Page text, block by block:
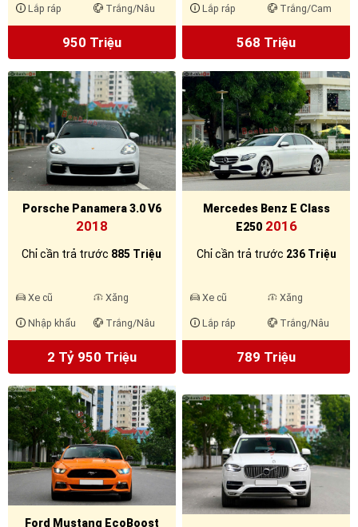
Lắp ráp Trắng/Nâu
950 Triệu
Lắp ráp Trắng/Cam
568 Triệu
Porsche Panamera 3.0 V6
2018
Chỉ cần trả trước 885 Triệu
Xe cũ Xăng
Nhập khẩu Trắng/Nâu
2 Tỷ 950 Triệu
Mercedes Benz E Class
E2502016
Chỉ cần trả trước 236 Triệu
Xe cũ Xăng
Lắp ráp Trắng/Nâu
789 Triệu
Ford Mustang EcoBoost